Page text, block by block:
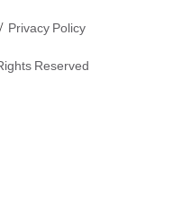
/ Privacy Policy
Reserved